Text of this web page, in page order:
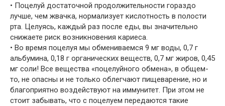
• Поцелуй достаточной продолжительности гораздо
лучше, чем жвачка, нормализует кислотность в полости
рта. Целуясь, каждый раз после еды, вы значительно
снижаете риск возникновения кариеса.
• Во время поцелуя мы обмениваемся 9 мг воды, 0,7 г
альбумина, 0,18 г органических веществ, 0,7 мг жиров, 0,45
мг соли! Все вещества «поцелуйного обмена», в общем-
то, не опасны и не только облегчают пищеварение, но и
благоприятно воздействуют на иммунитет. При этом не
стоит забывать, что с поцелуем передаются такие